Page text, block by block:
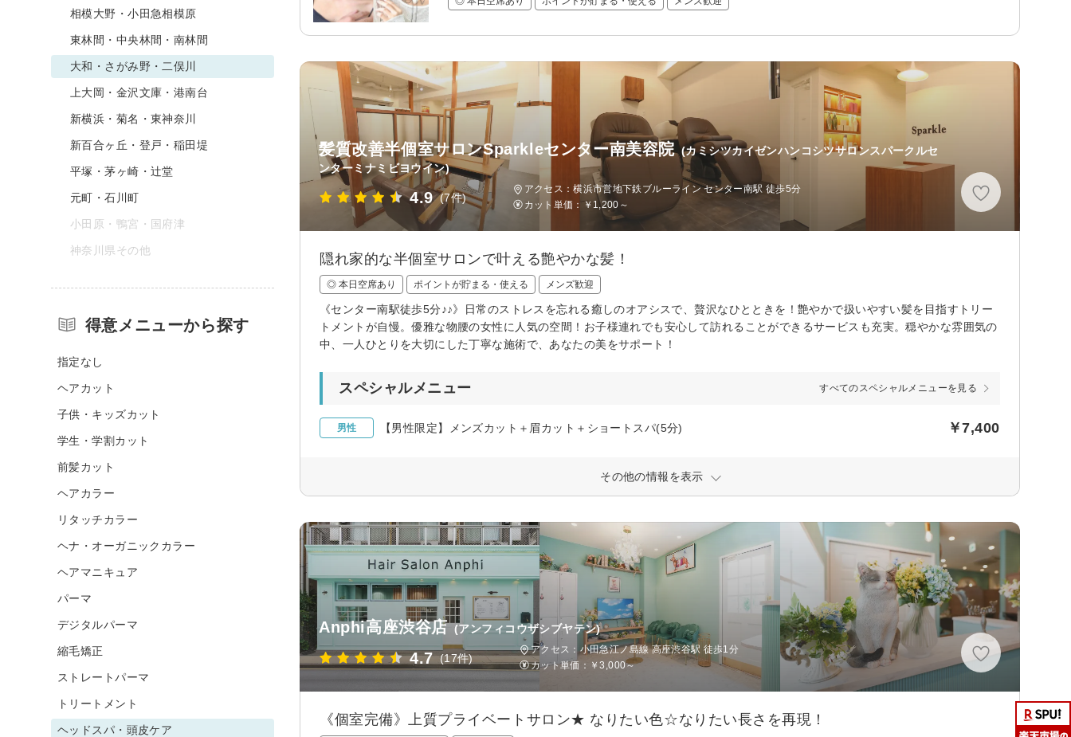
髪質改善半個室サロンSparkleセンター南美容院 (カミシツカイゼンハンコシツサロンスパークルセ
ンターミナミビヨウイン)
4.9 (7件)
アクセス：横浜市営地下鉄ブルーライン センター南駅 徒歩5分
カット単価：￥1,200～
隠れ家的な半個室サロンで叶える艶やかな髪！
◎ 本日空席あり ポイントが貯まる・使える メンズ歓迎
《センター南駅徒歩5分♪♪》日常のストレスを忘れる癒しのオアシスで、贅沢なひとときを！艶やかで扱いやすい髪を目指すトリー
トメントが自慢。優雅な物腰の女性に人気の空間！お子様連れでも安心して訪れることができるサービスも充実。穏やかな雰囲気の
中、一人ひとりを大切にした丁寧な施術で、あなたの美をサポート！
スペシャルメニュー すべてのスペシャルメニューを見る
男性 【男性限定】メンズカット＋眉カット＋ショートスパ(5分) ￥7,400
その他の情報を表示
Anphi高座渋谷店 (アンフィコウザシブヤテン)
4.7 (17件)
アクセス：小田急江ノ島線 高座渋谷駅 徒歩1分
カット単価： ￥3,000～
《個室完備》上質プライベートサロン★ なりたい色☆なりたい長さを再現！
相模大野・小田急相模原
東林間・中央林間・南林間
大和・さがみ野・二俣川
上大岡・金沢文庫・港南台
新横浜・菊名・東神奈川
新百合ヶ丘・登戸・稲田堤
平塚・茅ヶ崎・辻堂
元町・石川町
小田原・鴨宮・国府津
神奈川県その他
得意メニューから探す
指定なし
ヘアカット
子供・キッズカット
学生・学割カット
前髪カット
ヘアカラー
リタッチカラー
ヘナ・オーガニックカラー
ヘアマニキュア
パーマ
デジタルパーマ
縮毛矯正
ストレートパーマ
トリートメント
ヘッドスパ・頭皮ケア